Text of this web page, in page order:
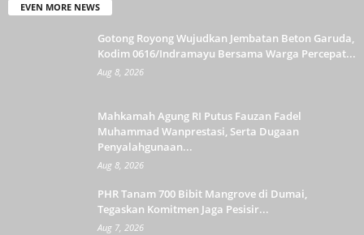
EVEN MORE NEWS
Gotong Royong Wujudkan Jembatan Beton Garuda,
Kodim 0616/Indramayu Bersama Warga Percepat...
Aug 8, 2026
Mahkamah Agung RI Putus Fauzan Fadel
Muhammad Wanprestasi, Serta Dugaan
Penyalahgunaan...
Aug 8, 2026
PHR Tanam 700 Bibit Mangrove di Dumai,
Tegaskan Komitmen Jaga Pesisir...
Aug 7, 2026